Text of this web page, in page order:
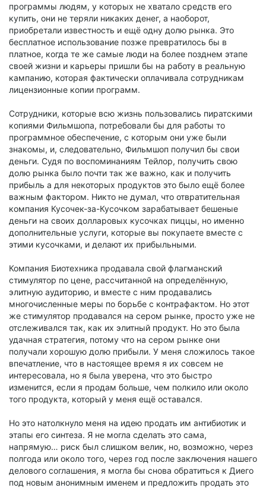
программы людям, у которых не хватало средств его
купить, они не теряли никаких денег, а наоборот,
приобретали известность и ещё одну долю рынка. Это
бесплатное использование позже превратилось бы в
платное, когда те же самые люди на более позднем этапе
своей жизни и карьеры пришли бы на работу в реальную
кампанию, которая фактически оплачивала сотрудникам
лицензионные копии программ.
Сотрудники, которые всю жизнь пользовались пиратскими
копиями Фильмшопа, потребовали бы для работы то
программное обеспечение, с которым они уже были
знакомы, и, следовательно, Фильмшоп получил бы свои
деньги. Судя по воспоминаниям Тейлор, получить свою
долю рынка было почти так же важно, как и получить
прибыль а для некоторых продуктов это было ещё более
важным фактором. Никто не думал, что отвратительная
компания Кусочек-за-Кусочком зарабатывает бешеные
деньги на своих долларовых кусочках пиццы, но именно
дополнительные услуги, которые вы покупаете вместе с
этими кусочками, и делают их прибыльными.
Компания Биотехника продавала свой флагманский
стимулятор по цене, рассчитанной на определённую,
элитную аудиторию, и вместе с ним продавались
многочисленные меры по борьбе с контрафактом. Но этот
же стимулятор продавался на сером рынке, просто уже не
отслеживался так, как их элитный продукт. Но это была
удачная стратегия, потому что на сером рынке они
получали хорошую долю прибыли. У меня сложилось такое
впечатление, что в настоящее время я их совсем не
интересовала, но я была уверена, что это быстро
изменится, если я продам больше, чем полкило или около
того продукта, который у меня ещё оставался.
Но это натолкнуло меня на идею продать им антибиотик и
этапы его синтеза. Я не могла сделать это сама,
напрямую… риск был слишком велик, но, возможно, через
полгода или около того, через год после заключения нашего
делового соглашения, я могла бы снова обратиться к Диего
под новым анонимным именем и предложить продать это